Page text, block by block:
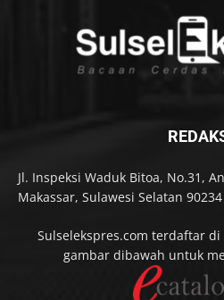
Jl. Inspeksi Waduk Bitoa, No.31,
Makassar, Sulawesi Selatan 90234
Sulselekspres.com terdaftar di
gambar dibawah untuk